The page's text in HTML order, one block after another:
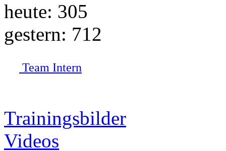
heute: 305
gestern: 712
Team Intern
Trainingsbilder
Videos